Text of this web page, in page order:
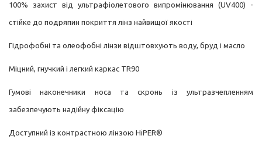
100% захист від ультрафіолетового випромінювання (UV400) -
стійке до подряпин покриття лінз найвищої якості
Гідрофобні та олеофобні лінзи відштовхують воду, бруд і масло
Міцний, гнучкий і легкий каркас TR90
Гумові наконечники носа та скронь із ультразчепленням
забезпечують надійну фіксацію
Доступний із контрастною лінзою HiPER®